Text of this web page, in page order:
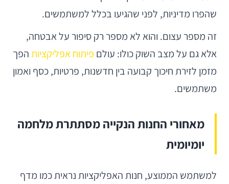
שהפרו מדיניות, לפני שהגיעו בכלל למשתמשים.
זה מספר עצום. והוא לא מספר רק סיפור על אבטחה,
אלא גם על מצב השוק כולו: עולם פיתוח אפליקציותהפך
מזמן לזירת חיכוך קבועה בין חדשנות, פרטיות, כסף ואמון
משתמשים.
מאחורי החנות הנקייה מסתתרת מלחמה
יומיומית
למשתמש הממוצע, חנות האפליקציות נראית כמו מדף